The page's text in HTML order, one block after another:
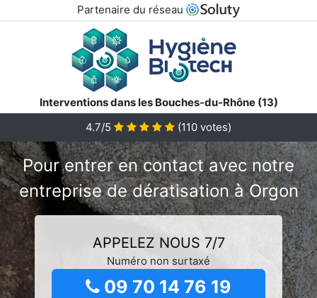
Partenaire du réseau
Interventions dans les Bouches-du-Rhône (13)
4.7/5
(110 votes)
Pour entrer en contact avec notre
entreprise de dératisation à Orgon
APPELEZ NOUS 7/7
Numéro non surtaxé
09 70 14 76 19